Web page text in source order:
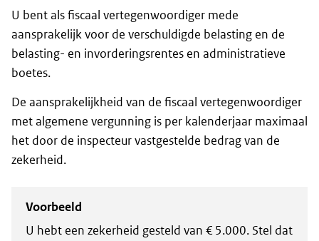
U bent als fiscaal vertegenwoordiger mede
aansprakelijk voor de verschuldigde belasting en de
belasting- en invorderingsrentes en administratieve
boetes.
De aansprakelijkheid van de fiscaal vertegenwoordiger
met algemene vergunning is per kalenderjaar maximaal
het door de inspecteur vastgestelde bedrag van de
zekerheid.
Voorbeeld
U hebt een zekerheid gesteld van € 5.000. Stel dat